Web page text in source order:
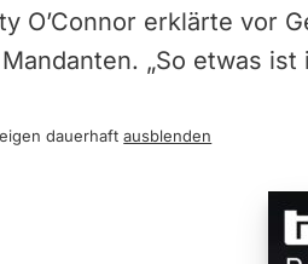
O’Connor erklärte vor
„So etwas
dauerhaftausblenden